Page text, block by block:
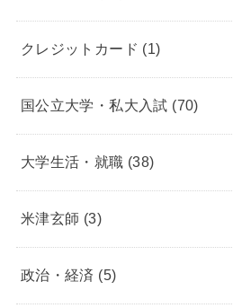
クレジットカード (1)
国公立大学・私大入試 (70)
大学生活・就職 (38)
米津玄師 (3)
政治・経済 (5)